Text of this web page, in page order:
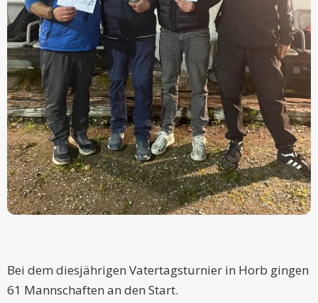
Bei dem diesjährigen Vatertagsturnier in Horb gingen
61 Mannschaften an den Start.